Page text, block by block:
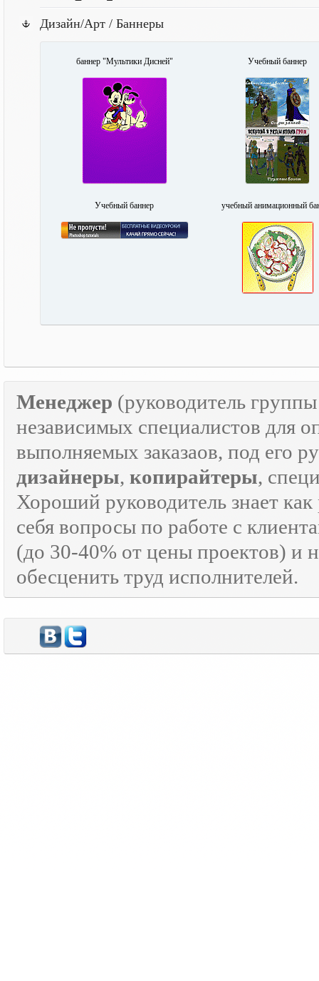
Дизайн/Арт / Баннеры
баннер "Мультики Дисней" Учебный баннер
Учебный баннер учебный анимационный
Менеджер (руководитель
независимых специалистов для
выполняемых заказаов, под его
дизайнеры, копирайтеры,
Хороший руководитель знает
себя вопросы по работе с
(до 30-40% от цены проектов) и
обесценить труд исполнителей.